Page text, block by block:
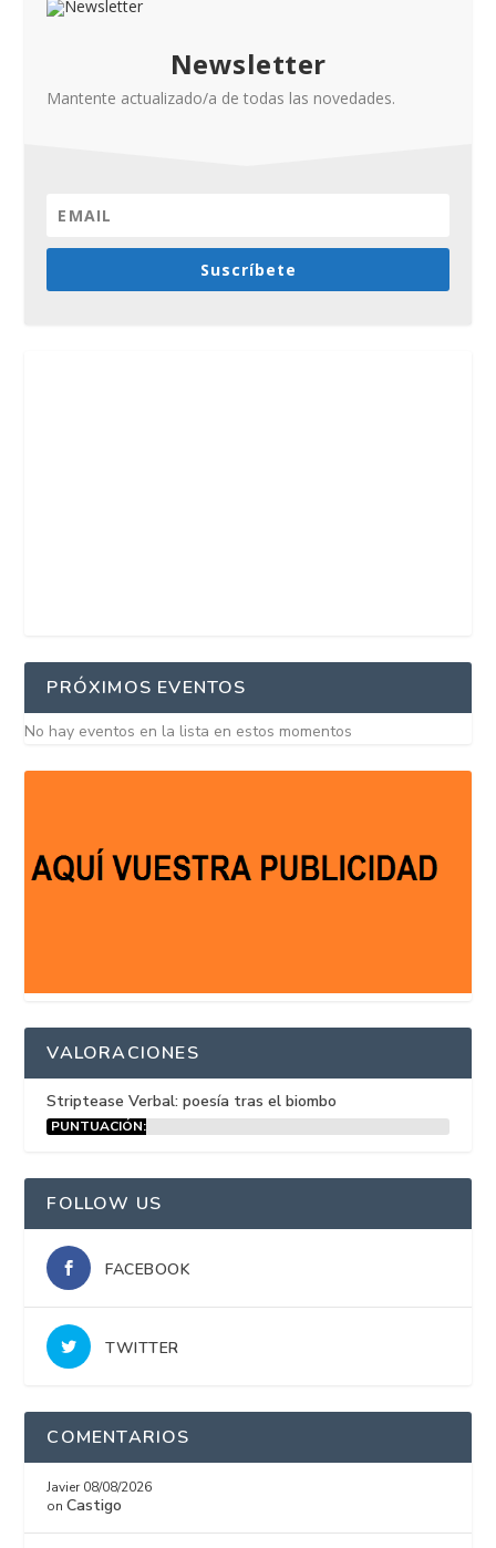
Newsletter
Mantente actualizado/a de todas las novedades.
Suscríbete
PRÓXIMOS EVENTOS
No hay eventos en la lista en estos momentos
VALORACIONES
Striptease Verbal: poesía tras el biombo
PUNTUACIÓN:
FOLLOW US
FACEBOOK
TWITTER
COMENTARIOS
Javier 08/08/2026
onCastigo